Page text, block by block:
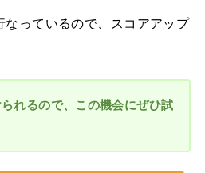
なっているので、スコアアップ
れるので、この機会にぜひ試